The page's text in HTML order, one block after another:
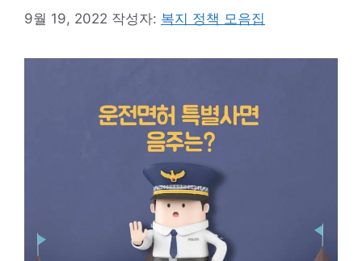
9월 19, 2022 작성자: 복지 정책 모음집